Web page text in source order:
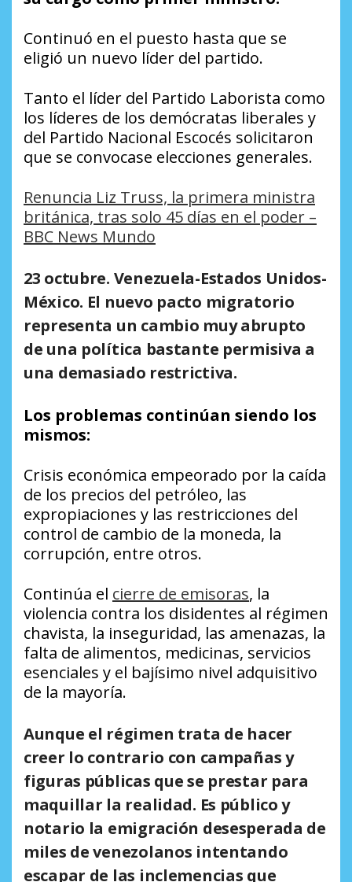
Continuó en el puesto hasta que se
eligió un nuevo líder del partido.
Tanto el líder del Partido Laborista como
los líderes de los demócratas liberales y
del Partido Nacional Escocés solicitaron
que se convocase elecciones generales.
Renuncia Liz Truss, la primera ministra
británica, tras solo 45 días en el poder –
BBC News Mundo
23 octubre. Venezuela-Estados Unidos-
México. El nuevo pacto migratorio
representa un cambio muy abrupto
de una política bastante permisiva a
una demasiado restrictiva.
Los problemas continúan siendo los
mismos:
Crisis económica empeorado por la caída
de los precios del petróleo, las
expropiaciones y las restricciones del
control de cambio de la moneda, la
corrupción, entre otros.
Continúa el cierre de emisoras, la
violencia contra los disidentes al régimen
chavista, la inseguridad, las amenazas, la
falta de alimentos, medicinas, servicios
esenciales y el bajísimo nivel adquisitivo
de la mayoría.
Aunque el régimen trata de hacer
creer lo contrario con campañas y
figuras públicas que se prestar para
maquillar la realidad. Es público y
notario la emigración desesperada de
miles de venezolanos intentando
escapar de las inclemencias que